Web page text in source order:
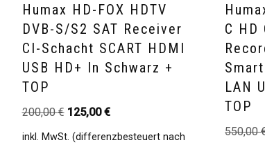
Humax HD-FOX HDTV
DVB-S/S2 SAT Receiver
CI-Schacht SCART HDMI
USB HD+ In Schwarz +
TOP
200,00€ 125,00€
inkl. MwSt. (differenzbesteuert nach
C HD
LAN
TOP
550,00